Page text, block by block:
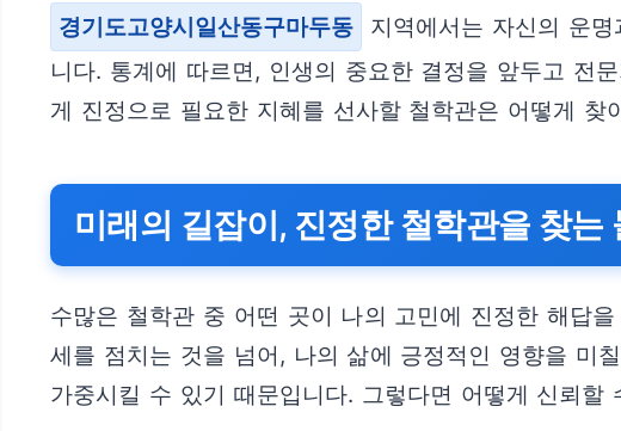
경기도고양시일산동구마두동
지역에서는 자신의 운
니다. 통계에 따르면, 인생의 중요한 결정을 앞두고 전
게 진정으로 필요한 지혜를 선사할 철학관은 어떻게
미래의 길잡이, 진정한 철학관을 찾는
수많은 철학관 중 어떤 곳이 나의 고민에 진정한 해답
세를 점치는 것을 넘어, 나의 삶에 긍정적인 영향을 미
가중시킬 수 있기 때문입니다. 그렇다면 어떻게 신뢰할